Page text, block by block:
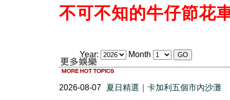
不可不知的牛仔節花
Year: Month
2026-08-07
夏日精選｜卡加利五個市內沙灘